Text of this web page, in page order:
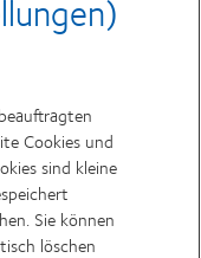
(z.B.
und –Angebote,
sowie
zu diesen
und
Cookies und
sind kleine
Sie können
löschen